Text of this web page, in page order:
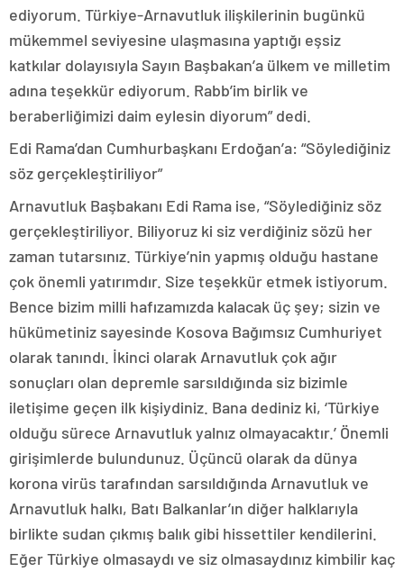
ediyorum. Türkiye-Arnavutluk ilişkilerinin bugünkü
mükemmel seviyesine ulaşmasına yaptığı eşsiz
katkılar dolayısıyla Sayın Başbakan’a ülkem ve milletim
adına teşekkür ediyorum. Rabb’im birlik ve
beraberliğimizi daim eylesin diyorum” dedi.
Edi Rama’dan Cumhurbaşkanı Erdoğan’a: “Söylediğiniz
söz gerçekleştiriliyor”
Arnavutluk Başbakanı Edi Rama ise, “Söylediğiniz söz
gerçekleştiriliyor. Biliyoruz ki siz verdiğiniz sözü her
zaman tutarsınız. Türkiye’nin yapmış olduğu hastane
çok önemli yatırımdır. Size teşekkür etmek istiyorum.
Bence bizim milli hafızamızda kalacak üç şey; sizin ve
hükümetiniz sayesinde Kosova Bağımsız Cumhuriyet
olarak tanındı. İkinci olarak Arnavutluk çok ağır
sonuçları olan depremle sarsıldığında siz bizimle
iletişime geçen ilk kişiydiniz. Bana dediniz ki, ‘Türkiye
olduğu sürece Arnavutluk yalnız olmayacaktır.’ Önemli
girişimlerde bulundunuz. Üçüncü olarak da dünya
korona virüs tarafından sarsıldığında Arnavutluk ve
Arnavutluk halkı, Batı Balkanlar’ın diğer halklarıyla
birlikte sudan çıkmış balık gibi hissettiler kendilerini.
Eğer Türkiye olmasaydı ve siz olmasaydınız kimbilir kaç